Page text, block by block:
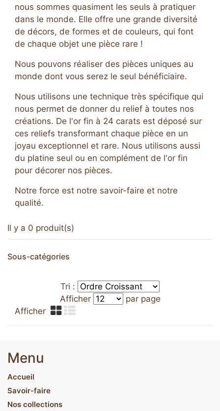
nous sommes quasiment les seuls à pratiquer
dans le monde. Elle offre une grande diversité
de décors, de formes et de couleurs, qui font
de chaque objet une pièce rare !
Nous pouvons réaliser des pièces uniques au
monde dont vous serez le seul bénéficiaire.
Nous utilisons une technique très spécifique qui
nous permet de donner du relief à toutes nos
créations. De l'or fin à 24 carats est déposé sur
ces reliefs transformant chaque pièce en un
joyau exceptionnel et rare. Nous utilisons aussi
du platine seul ou en complément de l'or fin
pour décorer nos pièces.
Notre force est notre savoir-faire et notre
qualité.
Il y a 0 produit(s)
Sous-catégories
Tri :
Afficher
par page
Afficher
Menu
Accueil
Savoir-faire
Nos collections